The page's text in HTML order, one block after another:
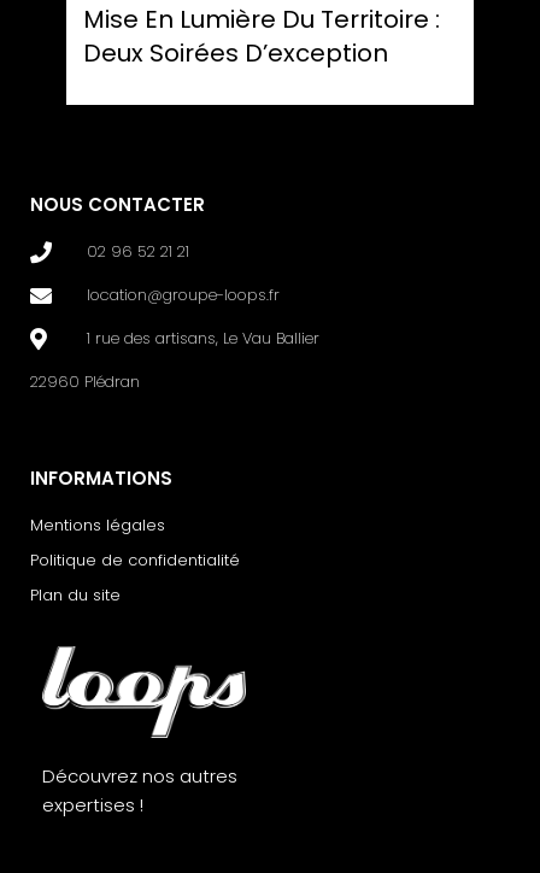
Mise En Lumière Du Territoire :
Deux Soirées D’exception
NOUS CONTACTER
02 96 52 21 21
location@groupe-loops.fr
1 rue des artisans, Le Vau Ballier
22960 Plédran
INFORMATIONS
Mentions légales
Politique de confidentialité
Plan du site
Découvrez nos autres
expertises !